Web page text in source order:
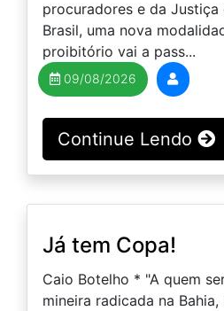
procuradores e da Justiça
Brasil, uma nova
proibitório vai a pass...
09/08/2026
Continue Lendo
Já tem Copa!
Caio Botelho * "A quem
mineira radicada na Bahia,